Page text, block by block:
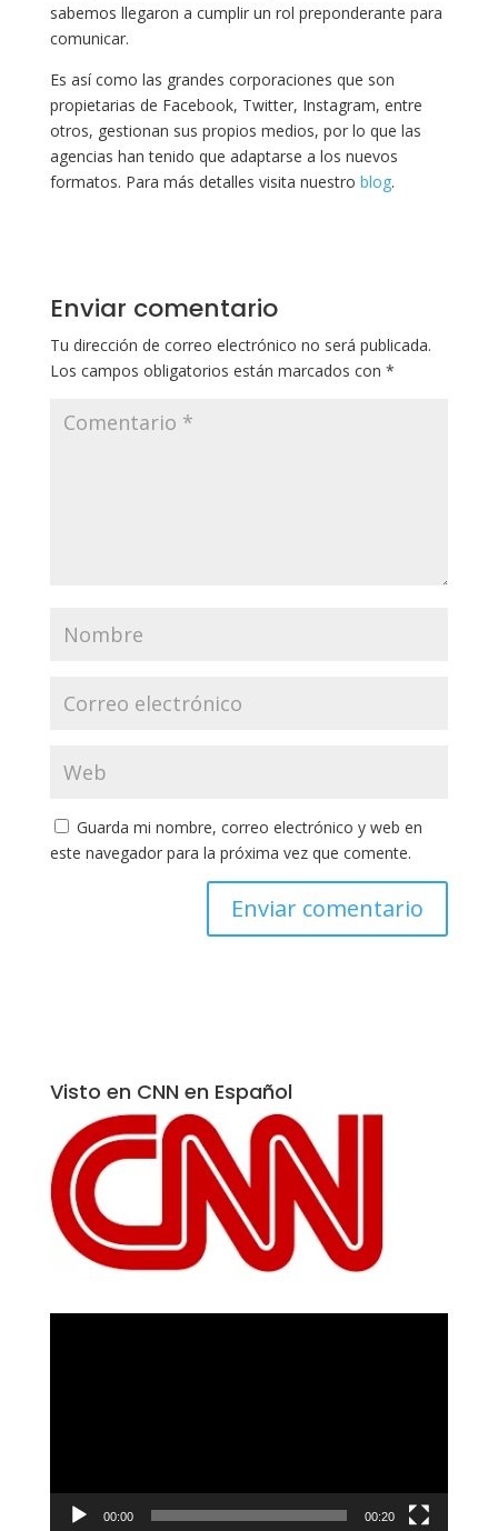
sabemos llegaron a cumplir un rol preponderante para
comunicar.
Es así como las grandes corporaciones que son
propietarias de Facebook, Twitter, Instagram, entre
otros, gestionan sus propios medios, por lo que las
agencias han tenido que adaptarse a los nuevos
formatos. Para más detalles visita nuestro blog.
Enviar comentario
Tu dirección de correo electrónico no será publicada.
Los campos obligatorios están marcados con *
Guarda mi nombre, correo electrónico y web en
este navegador para la próxima vez que comente.
Visto en CNN en Español
00:00 00:20